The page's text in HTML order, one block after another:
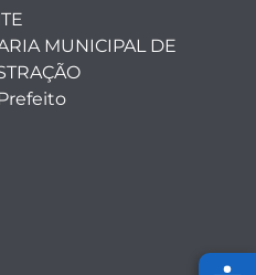
MUNICIPAL DE